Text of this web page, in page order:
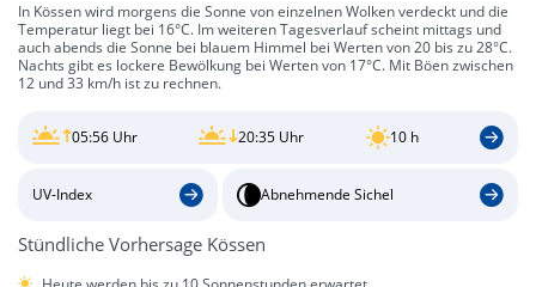
In Kössen wird morgens die Sonne von einzelnen Wolken verdeckt und die
Temperatur liegt bei 16°C. Im weiteren Tagesverlauf scheint mittags und
auch abends die Sonne bei blauem Himmel bei Werten von 20 bis zu 28°C.
Nachts gibt es lockere Bewölkung bei Werten von 17°C. Mit Böen zwischen
12 und 33 km/h ist zu rechnen.
05:56 Uhr 20:35 Uhr 10 h
UV-Index Abnehmende Sichel
Stündliche Vorhersage Kössen